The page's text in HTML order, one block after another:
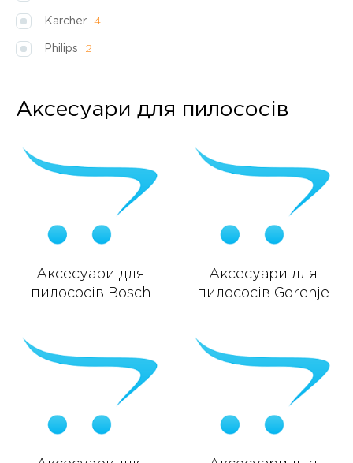
Karcher 4
Philips 2
Аксесуари для пилососів
Аксесуари для
пилососів Bosch
Аксесуари для
пилососів Gorenje